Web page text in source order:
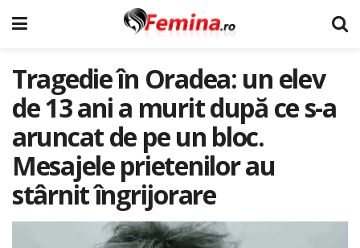
Tragedie în Oradea: un elev
de 13 ani a murit după ce s-a
aruncat de pe un bloc.
Mesajele prietenilor au
stârnit îngrijorare